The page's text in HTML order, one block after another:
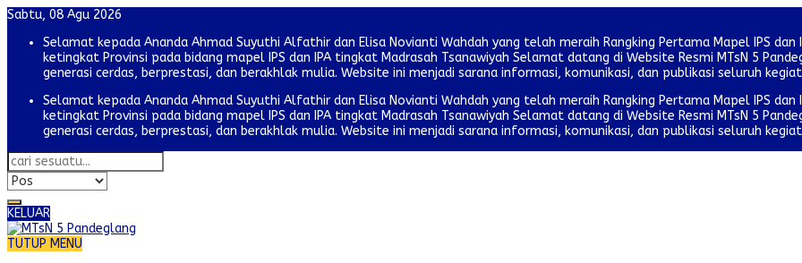
Sabtu, 08 Agu 2026
Selamat kepada Ananda Ahmad Suyuthi Alfathir dan Elisa Novianti Wahdah yang telah meraih Rangking Pertama Mapel IPS
ketingkat Provinsi pada bidang mapel IPS dan IPA tingkat Madrasah Tsanawiyah Selamat datang di Website Resmi MTsN 5
generasi cerdas, berprestasi, dan berakhlak mulia. Website ini menjadi sarana informasi, komunikasi, dan publikasi seluruh
Selamat kepada Ananda Ahmad Suyuthi Alfathir dan Elisa Novianti Wahdah yang telah meraih Rangking Pertama Mapel IPS
ketingkat Provinsi pada bidang mapel IPS dan IPA tingkat Madrasah Tsanawiyah Selamat datang di Website Resmi MTsN 5
generasi cerdas, berprestasi, dan berakhlak mulia. Website ini menjadi sarana informasi, komunikasi, dan publikasi seluruh
KELUAR
TUTUP MENU